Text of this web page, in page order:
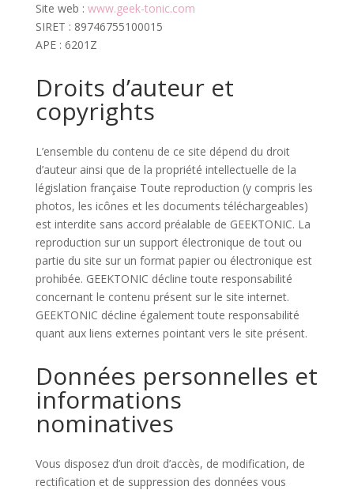
Site web : www.geek-tonic.com
SIRET : 89746755100015
APE : 6201Z
Droits d’auteur et
copyrights
L’ensemble du contenu de ce site dépend du droit
d’auteur ainsi que de la propriété intellectuelle de la
législation française Toute reproduction (y compris les
photos, les icônes et les documents téléchargeables)
est interdite sans accord préalable de GEEKTONIC. La
reproduction sur un support électronique de tout ou
partie du site sur un format papier ou électronique est
prohibée. GEEKTONIC décline toute responsabilité
concernant le contenu présent sur le site internet.
GEEKTONIC décline également toute responsabilité
quant aux liens externes pointant vers le site présent.
Données personnelles et
informations
nominatives
Vous disposez d’un droit d’accès, de modification, de
rectification et de suppression des données vous